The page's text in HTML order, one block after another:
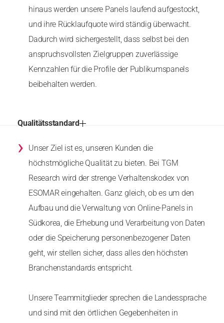
hinaus werden unsere Panels laufend aufgestockt,
und ihre Rücklaufquote wird ständig überwacht.
Dadurch wird sichergestellt, dass selbst bei den
anspruchsvollsten Zielgruppen zuverlässige
Kennzahlen für die Profile der Publikumspanels
beibehalten werden.
Qualitätsstandard
›
Unser Ziel ist es, unseren Kunden die
höchstmögliche Qualität zu bieten. Bei TGM
Research wird der strenge Verhaltenskodex von
ESOMAR eingehalten. Ganz gleich, ob es um den
Aufbau und die Verwaltung von Online-Panels in
Südkorea, die Erhebung und Verarbeitung von Daten
oder die Speicherung personenbezogener Daten
geht, wir stellen sicher, dass alles den höchsten
Branchenstandards entspricht.
Unsere Teammitglieder sprechen die Landessprache
und sind mit den örtlichen Gegebenheiten in